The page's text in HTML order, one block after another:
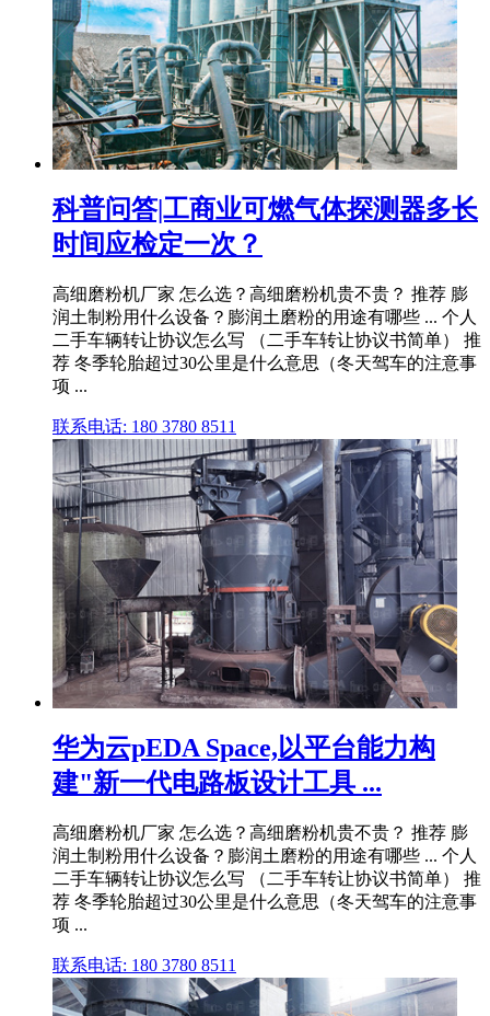
科普问答|工商业可燃气体探测器多长
时间应检定一次？
高细磨粉机厂家 怎么选？高细磨粉机贵不贵？ 推荐 膨
润土制粉用什么设备？膨润土磨粉的用途有哪些 ... 个人
二手车辆转让协议怎么写 （二手车转让协议书简单） 推
荐 冬季轮胎超过30公里是什么意思（冬天驾车的注意事
项 ...
联系电话: 180 3780 8511
华为云pEDA Space,以平台能力构
建"新一代电路板设计工具 ...
高细磨粉机厂家 怎么选？高细磨粉机贵不贵？ 推荐 膨
润土制粉用什么设备？膨润土磨粉的用途有哪些 ... 个人
二手车辆转让协议怎么写 （二手车转让协议书简单） 推
荐 冬季轮胎超过30公里是什么意思（冬天驾车的注意事
项 ...
联系电话: 180 3780 8511